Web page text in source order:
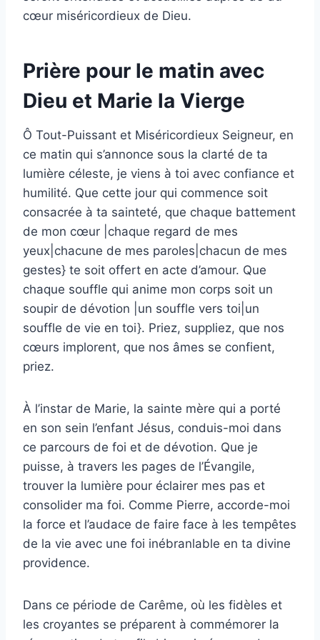
cœur miséricordieux de Dieu.
Prière pour le matin avec
Dieu et Marie la Vierge
Ô Tout-Puissant et Miséricordieux Seigneur, en
ce matin qui s’annonce sous la clarté de ta
lumière céleste, je viens à toi avec confiance et
humilité. Que cette jour qui commence soit
consacrée à ta sainteté, que chaque battement
de mon cœur |chaque regard de mes
yeux|chacune de mes paroles|chacun de mes
gestes} te soit offert en acte d’amour. Que
chaque souffle qui anime mon corps soit un
soupir de dévotion |un souffle vers toi|un
souffle de vie en toi}. Priez, suppliez, que nos
cœurs implorent, que nos âmes se confient,
priez.
À l’instar de Marie, la sainte mère qui a porté
en son sein l’enfant Jésus, conduis-moi dans
ce parcours de foi et de dévotion. Que je
puisse, à travers les pages de l’Évangile,
trouver la lumière pour éclairer mes pas et
consolider ma foi. Comme Pierre, accorde-moi
la force et l’audace de faire face à les tempêtes
de la vie avec une foi inébranlable en ta divine
providence.
Dans ce période de Carême, où les fidèles et
les croyantes se préparent à commémorer la